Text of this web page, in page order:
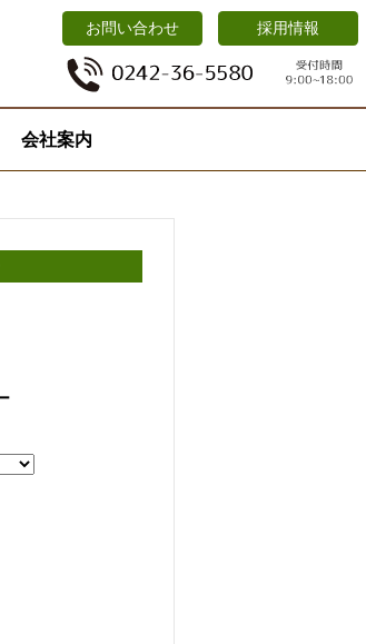
お問い合わせ 採用情報
会社案内